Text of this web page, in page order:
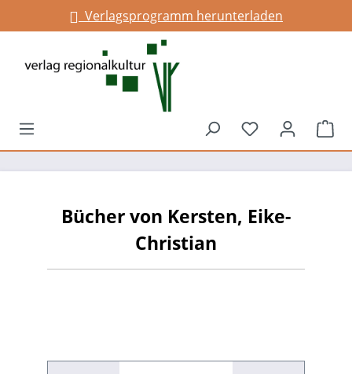
springenVerlagsprogramm herunterladen
Du hast 0
Bücher von Kersten, Eike-
Christian